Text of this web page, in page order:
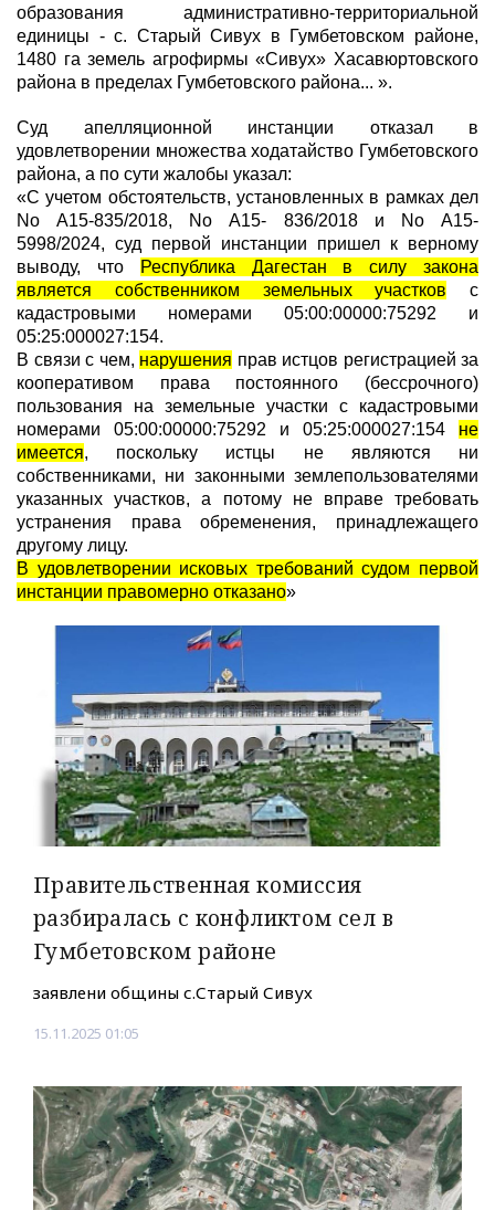
образования административно-территориальной
единицы - с. Старый Сивух в Гумбетовском районе,
1480 га земель агрофирмы «Сивух» Хасавюртовского
района в пределах Гумбетовского района... ».
Суд апелляционной инстанции отказал в
удовлетворении множества ходатайство Гумбетовского
района, а по сути жалобы указал:
«С учетом обстоятельств, установленных в рамках дел
No А15-835/2018, No А15- 836/2018 и No А15-
5998/2024, суд первой инстанции пришел к верному
выводу, что
Республика Дагестан в силу закона
является собственником земельных участков с
кадастровыми номерами 05:00:00000:75292 и
05:25:000027:154.
В связи с чем, нарушения прав истцов регистрацией за
кооперативом права постоянного (бессрочного)
пользования на земельные участки с кадастровыми
номерами 05:00:00000:75292 и 05:25:000027:154 не
имеется, поскольку истцы не являются ни
собственниками, ни законными землепользователями
указанных участков, а потому не вправе требовать
устранения права обременения, принадлежащего
другому лицу.
В удовлетворении исковых требований судом первой
инстанции правомерно отказано»
Правительственная комиссия
разбиралась с конфликтом сел в
Гумбетовском районе
заявлени общины с.Старый Сивух
15.11.2025 01:05